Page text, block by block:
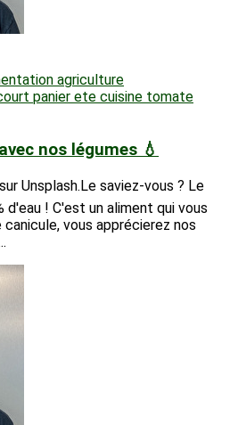
agriculture
panier ete cuisine tomate
nos légumes 💧
Unsplash.Le saviez-vous ? Le
! C'est un aliment qui vous
vous apprécierez nos